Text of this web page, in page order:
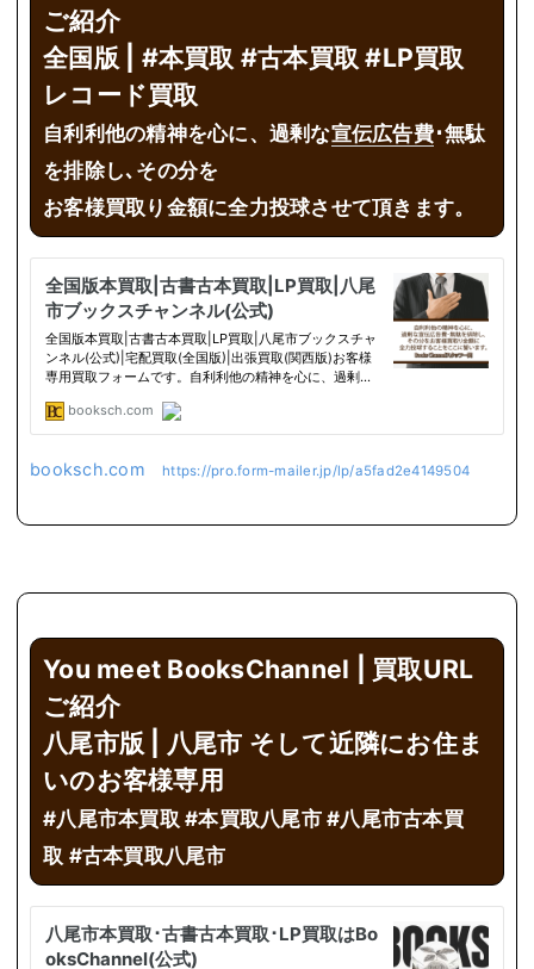
ご紹介
全国版 | #本買取 #古本買取 #LP買取
レコード買取
自利利他の精神を心に、過剰な宣伝広告費･無駄
を排除し､その分を
お客様買取り金額に全力投球させて頂きます。
booksch.com https://pro.form-mailer.jp/lp/a5fad2e4149504
You meet BooksChannel | 買取URL
ご紹介
八尾市版 | 八尾市 そして近隣にお住ま
いのお客様専用
#八尾市本買取 #本買取八尾市 #八尾市古本買
取 #古本買取八尾市